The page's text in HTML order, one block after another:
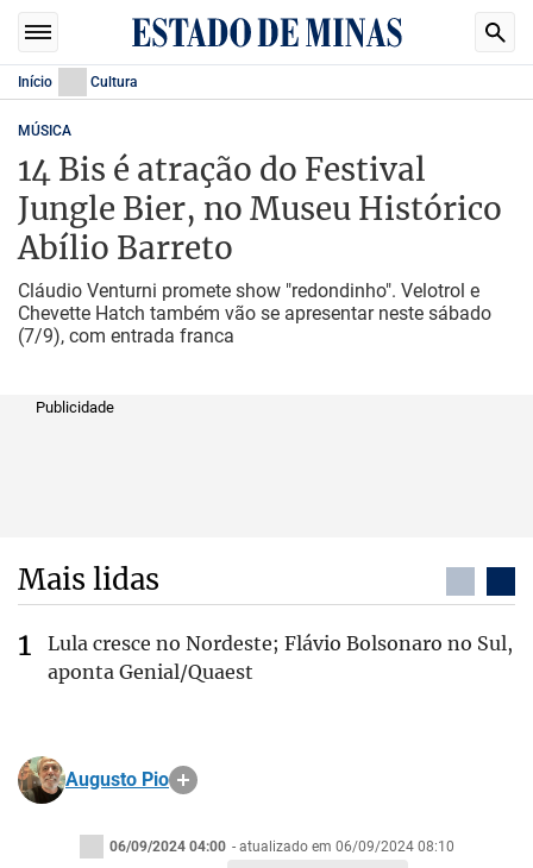
Início Cultura
MÚSICA
14 Bis é atração do Festival
Jungle Bier, no Museu Histórico
Abílio Barreto
Cláudio Venturni promete show "redondinho". Velotrol e
Chevette Hatch também vão se apresentar neste sábado
(7/9), com entrada franca
Publicidade
Mais lidas
Lula cresce no Nordeste; Flávio Bolsonaro no Sul,
aponta Genial/Quaest
Augusto Pio
06/09/2024 04:00 - atualizado em 06/09/2024 08:10